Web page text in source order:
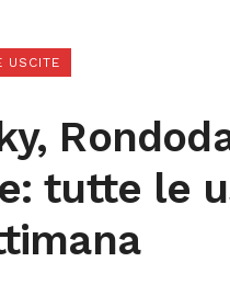
USCITE
tutte le